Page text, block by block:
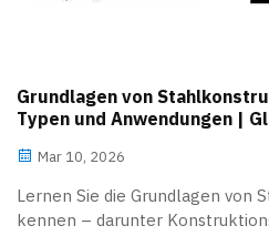
Grundlagen von
Typen und Anwendungen |
Mar 10, 2026
Lernen Sie die Grundlagen von
kennen – darunter